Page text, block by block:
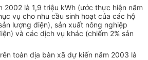
2002 là 1,9 triệu kWh (ước thực hiện năm
vụ cho nhu cầu sinh hoạt của các hộ
lượng điện), sản xuất nông nghiệp
và các dịch vụ khác (chiếm 2% sản
toàn địa bàn xã dự kiến năm 2003 là